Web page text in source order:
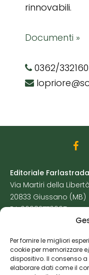
Per fornire le migliori
cookie per memorizzare
dispositivo. Il consenso
elaborare dati come il
rinnovabili.
Documenti »
0362/332160
Editoriale
Via Martiri della
20833 Giussano (MB)
P.I. 06982770965
Cookie Policy
Risorse Aggiuntive